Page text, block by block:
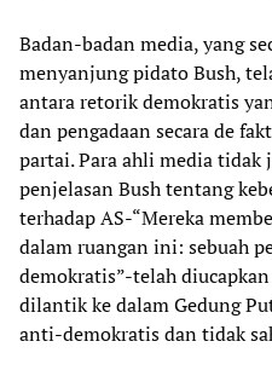
Badan-badan media, yang
menyanjung pidato Bush,
antara retorik demokratis
dan pengadaan secara de
partai. Para ahli media tidak
penjelasan Bush tentang
terhadap AS-“Mereka
dalam ruangan ini: sebuah
demokratis”-telah
dilantik ke dalam Gedung
anti-demokratis dan tidak